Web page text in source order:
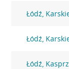
Łódź,
Łódź,
Łódź,